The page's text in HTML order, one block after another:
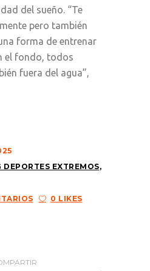
del sueño. “Te
pero también
forma de entrenar
el fondo, todos
fuera del agua”,
DEPORTES EXTREMOS,
0 LIKES